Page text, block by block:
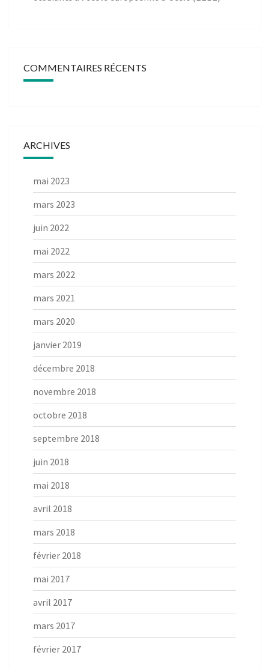
COMMENTAIRES RÉCENTS
ARCHIVES
mai 2023
mars 2023
juin 2022
mai 2022
mars 2022
mars 2021
mars 2020
janvier 2019
décembre 2018
novembre 2018
octobre 2018
septembre 2018
juin 2018
mai 2018
avril 2018
mars 2018
février 2018
mai 2017
avril 2017
mars 2017
février 2017